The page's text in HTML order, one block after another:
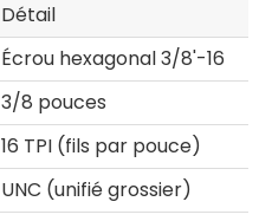
Détail
Écrou hexagonal 3/8'-16
3/8 pouces
16 TPI (fils par pouce)
UNC (unifié grossier)